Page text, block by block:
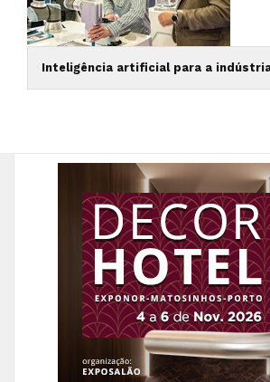
Inteligência artificial para a